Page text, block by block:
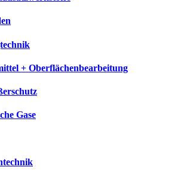
+ Oberflächenbearbeitung
Gase